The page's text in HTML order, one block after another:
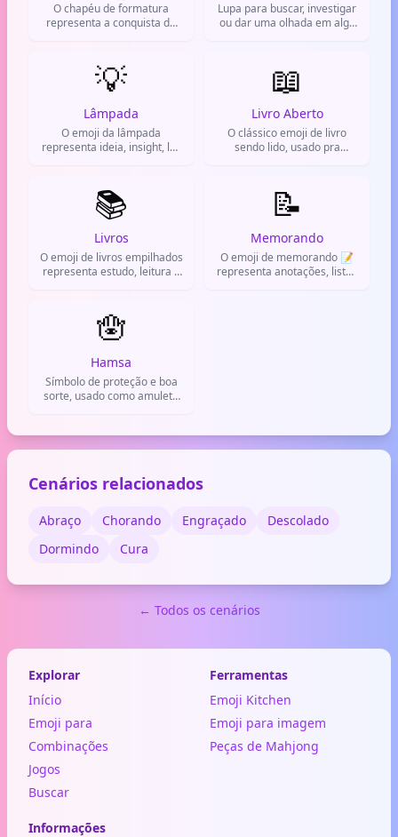
O chapéu de formatura
representa a conquista de
vitórias acadêmicas.
Lupa para buscar, investigar
ou dar uma olhada em algo
💡
Lâmpada
O emoji da lâmpada
representa ideia, insight, luz
soluções.
📖
Livro Aberto
O clássico emoji de livro
sendo lido, usado pra
📚
Livros
O emoji de livros empilhados
representa estudo, leitura e
escola e faculdade.
📝
Memorando
O emoji de memorando 📝
representa anotações, listas
🪬
Hamsa
Símbolo de proteção e boa
sorte, usado como amuleto
Cenários relacionados
Abraço Chorando Engraçado
Descolado
Dormindo
Cura
← Todos os cenários
Explorar
Início
Emoji para
Combinações
Jogos
Buscar
Ferramentas
Emoji Kitchen
Emoji para imagem
Peças de Mahjong
Informações